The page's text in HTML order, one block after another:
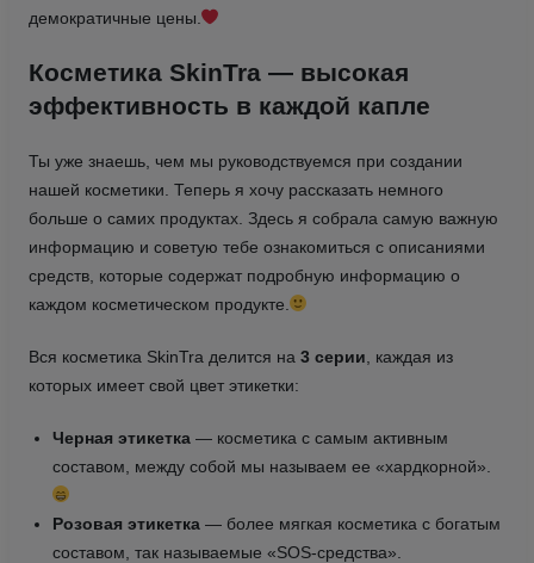
демократичные цены.
Косметика SkinTra — высокая
эффективность в каждой капле
Ты уже знаешь, чем мы руководствуемся при создании
нашей косметики. Теперь я хочу рассказать немного
больше о самих продуктах. Здесь я собрала самую важную
информацию и советую тебе ознакомиться с описаниями
средств, которые содержат подробную информацию о
каждом косметическом продукте.
Вся косметика SkinTra делится на 3 серии , каждая из
которых имеет свой цвет этикетки:
Черная этикетка— косметика с самым активным
составом, между собой мы называем ее «хардкорной».
Розовая этикетка— более мягкая косметика с богатым
составом, так называемые «SOS-средства».